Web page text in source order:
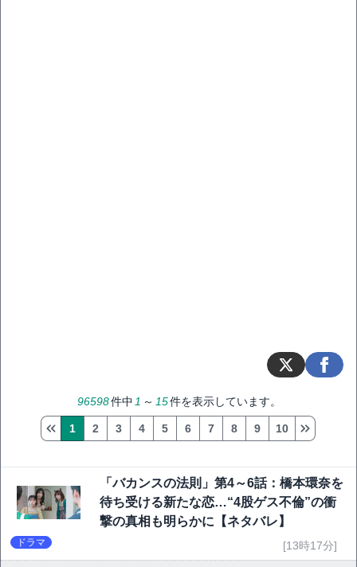
96598件中 1 ～ 15件を表示しています。
1 2 3 4 5 6 7 8 9 10
「バカンスの法則」第4～6話：橋本環奈を
待ち受ける新たな恋…“4股ゲス不倫”の衝
撃の真相も明らかに【ネタバレ】
ドラマ [13時17分]